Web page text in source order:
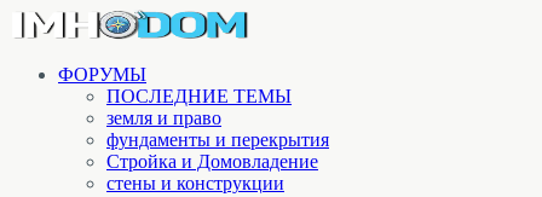
ФОРУМЫ
ПОСЛЕДНИЕ ТЕМЫ
земля и право
фундаменты и перекрытия
Стройка и Домовладение
стены и конструкции